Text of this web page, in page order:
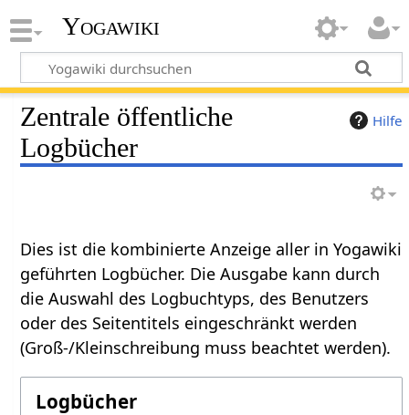
Yogawiki
Hilfe
Zentrale öffentliche
Logbücher
Dies ist die kombinierte Anzeige aller in Yogawiki
geführten Logbücher. Die Ausgabe kann durch
die Auswahl des Logbuchtyps, des Benutzers
oder des Seitentitels eingeschränkt werden
(Groß-/Kleinschreibung muss beachtet werden).
Logbücher